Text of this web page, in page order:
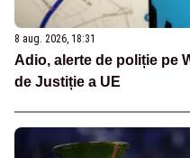
8 aug. 2026, 18:31
Adio, alerte de poliție pe
de Justiție a UE